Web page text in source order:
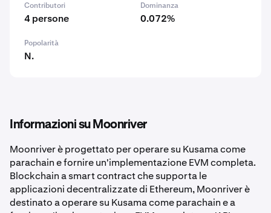
Contributori
4 persone
Dominanza
0.072%
Popolarità
N.
Informazioni su Moonriver
Moonriver è progettato per operare su Kusama come
parachain e fornire un'implementazione EVM completa.
Blockchain a smart contract che supporta le
applicazioni decentralizzate di Ethereum, Moonriver è
destinato a operare su Kusama come parachain e a